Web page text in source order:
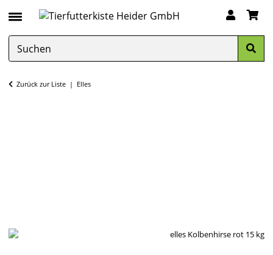
Zurück zur Liste Elles